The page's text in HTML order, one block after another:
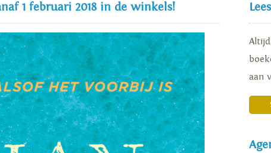
1 februari 2018 in de winkels!
aan